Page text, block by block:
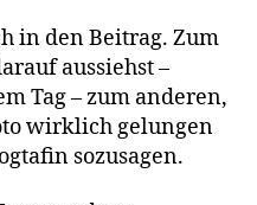
in den Beitrag. Zum
aussiehst –
Tag – zum anderen,
wirklich gelungen
sozusagen.